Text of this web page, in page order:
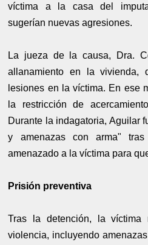
víctima a la casa del
sugerían nuevas agresiones.
La jueza de la causa, Dra.
allanamiento en la vivienda,
lesiones en la víctima. En ese
la restricción de
Durante la indagatoria, Aguilar
y amenazas con arma" tras
amenazado a la víctima para
Prisión preventiva
Tras la detención, la víctima
violencia, incluyendo